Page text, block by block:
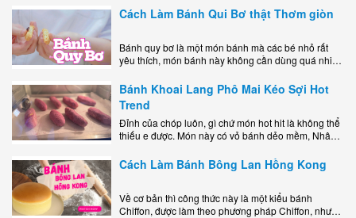
lớp..
Cách Làm Bánh Qui Bơ thật Thơm giòn
Bánh quy bơ là một món bánh mà các bé nhỏ rất
yêu thích, món bánh này không cần dùng quá nhiều
Bánh Khoai Lang Phô Mai Kéo Sợi Hot
Trend
Đỉnh của chóp luôn, gì chứ món hot hit là không thể
thiếu e được. Món này có vỏ bánh dẻo mềm, Nhân
Cách Làm Bánh Bông Lan Hồng Kong
Về cơ bản thì công thức này là một kiểu bánh
Chiffon, được làm theo phương pháp Chiffon, nhưng